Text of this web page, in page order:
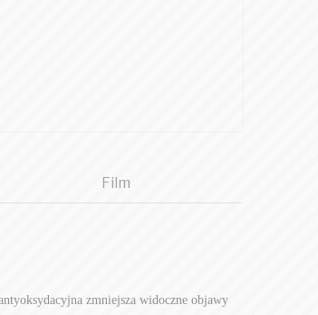
Film
zmniejsza widoczne objawy